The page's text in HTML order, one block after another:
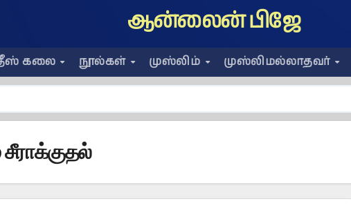
ஆன்லைன் பிஜே
கலை நூல்கள் முஸ்லிம் முஸ்லிமல்லாதவர்